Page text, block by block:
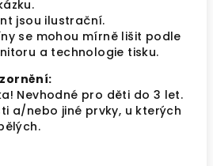
jsou ilustrační.
se mohou mírně lišit podle
a technologie tisku.
Nevhodné pro děti do 3 let.
a/nebo jiné prvky, u kterých